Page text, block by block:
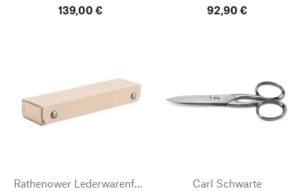
139,00 €
92,90 €
Rathenower Lederwarenfabrik
Carl Schwarte